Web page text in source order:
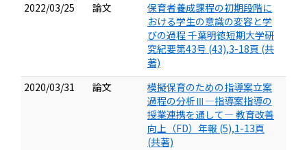
2022/03/25
論文
保育者養成課程の初期段階に
おける学生の意識の変容と学
びの過程 千葉明徳短期大学研
究紀要第43号 (43),3-18頁 (共
著)
2020/03/31
論文
模擬保育のための指導案立案
過程の分析Ⅲ―指導案指導の
授業連携を通して― 教育改善
向上（FD）年報 (5),1-13頁
(共著)